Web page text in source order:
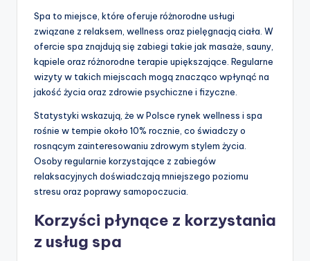
Spa to miejsce, które oferuje różnorodne usługi
związane z relaksem, wellness oraz pielęgnacją ciała. W
ofercie spa znajdują się zabiegi takie jak masaże, sauny,
kąpiele oraz różnorodne terapie upiększające. Regularne
wizyty w takich miejscach mogą znacząco wpłynąć na
jakość życia oraz zdrowie psychiczne i fizyczne.
Statystyki wskazują, że w Polsce rynek wellness i spa
rośnie w tempie około 10% rocznie, co świadczy o
rosnącym zainteresowaniu zdrowym stylem życia.
Osoby regularnie korzystające z zabiegów
relaksacyjnych doświadczają mniejszego poziomu
stresu oraz poprawy samopoczucia.
Korzyści płynące z korzystania
z usług spa